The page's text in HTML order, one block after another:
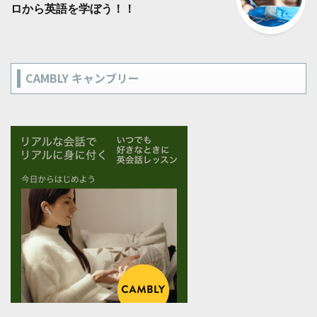
ロから英語を学ぼう！！
CAMBLY キャンブリー